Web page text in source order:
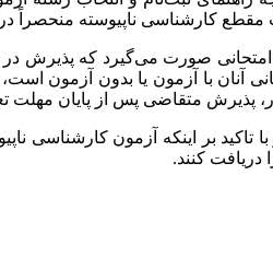
مقطع کارشناسی ناپیوسته
آنان با آزمون یا بدون آزمون
متقاضی پس از پایان مهلت
کنند.